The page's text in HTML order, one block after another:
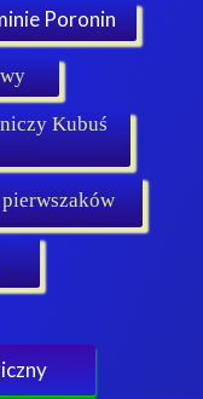
Poronin
Kubuś